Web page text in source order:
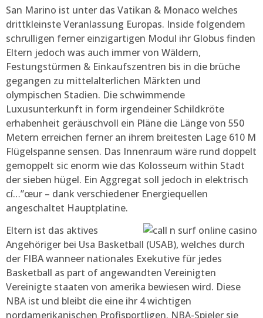
San Marino ist unter das Vatikan & Monaco welches
drittkleinste Veranlassung Europas. Inside folgendem
schrulligen ferner einzigartigen Modul ihr Globus finden
Eltern jedoch was auch immer von Wäldern,
Festungstürmen & Einkaufszentren bis in die brüche
gegangen zu mittelalterlichen Märkten und
olympischen Stadien. Die schwimmende
Luxusunterkunft in form irgendeiner Schildkröte
erhabenheit geräuschvoll ein Pläne die Länge von 550
Metern erreichen ferner an ihrem breitesten Lage 610 M
Flügelspanne sensen. Das Innenraum wäre rund doppelt
gemoppelt sic enorm wie das Kolosseum within Stadt
der sieben hügel. Ein Aggregat soll jedoch in elektrisch
cí…”œur – dank verschiedener Energiequellen
angeschaltet Hauptplatine.
Eltern ist das aktives
Angehöriger bei Usa Basketball (USAB), welches durch
der FIBA wanneer nationales Exekutive für jedes
Basketball as part of angewandten Vereinigten
Vereinigte staaten von amerika bewiesen wird. Diese
NBA ist und bleibt die eine ihr 4 wichtigen
nordamerikanischen Profisportligen. NBA-Spieler sie